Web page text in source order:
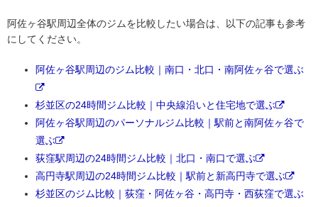
阿佐ヶ谷駅周辺全体のジムを比較したい場合は、以下の記事も参考
にしてください。
阿佐ヶ谷駅周辺のジム比較｜南口・北口・南阿佐ヶ谷で選ぶ
杉並区の24時間ジム比較｜中央線沿いと住宅地で選ぶ
阿佐ヶ谷駅周辺のパーソナルジム比較｜駅前と南阿佐ヶ谷で
選ぶ
荻窪駅周辺の24時間ジム比較｜北口・南口で選ぶ
高円寺駅周辺の24時間ジム比較｜駅前と新高円寺で選ぶ
杉並区のジム比較｜荻窪・阿佐ヶ谷・高円寺・西荻窪で選ぶ